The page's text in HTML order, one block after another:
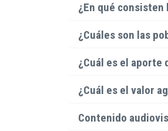
¿En qué consisten
¿Cuáles son las
¿Cuál es el aporte
¿Cuál es el valor
Contenido